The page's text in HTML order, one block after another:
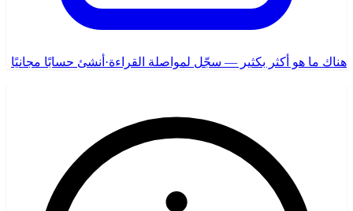
هناك ما هو أكثر بكثير — سجّل لمواصلة القراءة· أنشئ حسابًا مجانيًا